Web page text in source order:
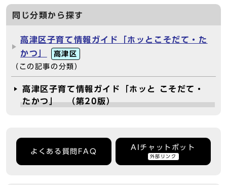
同じ分類から探す
高津区子育て情報ガイド「ホッとこそだて・た
かつ」
高津区
（この記事の分類）
高津区子育て情報ガイド「ホッと こそだて・
たかつ」 （第20版）
よくある質問FAQ
AIチャットボット
外部リンク